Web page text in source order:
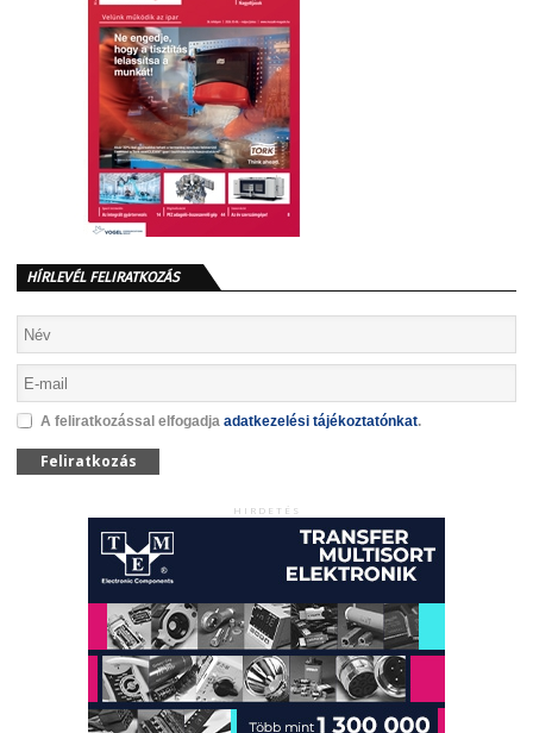
HÍRLEVÉL FELIRATKOZÁS
A feliratkozással elfogadja adatkezelési tájékoztatónkat.
Feliratkozás
HIRDETÉS